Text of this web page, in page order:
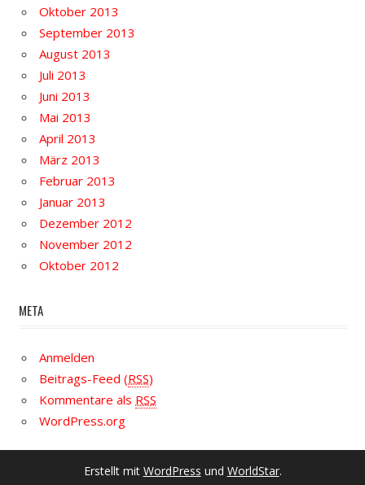
Oktober 2013
September 2013
August 2013
Juli 2013
Juni 2013
Mai 2013
April 2013
März 2013
Februar 2013
Januar 2013
Dezember 2012
November 2012
Oktober 2012
META
Anmelden
Beitrags-Feed (RSS)
Kommentare als RSS
WordPress.org
Erstellt mit WordPress und WorldStar.